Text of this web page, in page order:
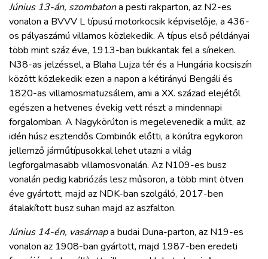
Június 13-án, szombatona pesti rakparton, az N2-es
vonalon a BVVV L típusú motorkocsik képviselője, a 436-
os pályaszámú villamos közlekedik. A típus első példányai
több mint száz éve, 1913-ban bukkantak fel a síneken.
N38-as jelzéssel, a Blaha Lujza tér és a Hungária kocsiszín
között közlekedik ezen a napon a kétirányú Bengáli és
1820-as villamosmatuzsálem, ami a XX. század elejétől
egészen a hetvenes évekig vett részt a mindennapi
forgalomban. A Nagykörúton is megelevenedik a múlt, az
idén húsz esztendős Combinók előtti, a körútra egykoron
jellemző járműtípusokkal lehet utazni a világ
legforgalmasabb villamosvonalán. Az N109-es busz
vonalán pedig kabriózás lesz műsoron, a több mint ötven
éve gyártott, majd az NDK-ban szolgáló, 2017-ben
átalakított busz suhan majd az aszfalton.
Június 14-én, vasárnapa budai Duna-parton, az N19-es
vonalon az 1908-ban gyártott, majd 1987-ben eredeti